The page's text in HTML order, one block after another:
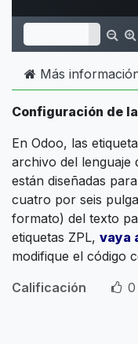
Más
Configuración de
En Odoo, las
archivo del lenguaje
están diseñadas
cuatro por seis
formato) del texto
etiquetas ZPL, vaya
modifique el código
Calificación
0